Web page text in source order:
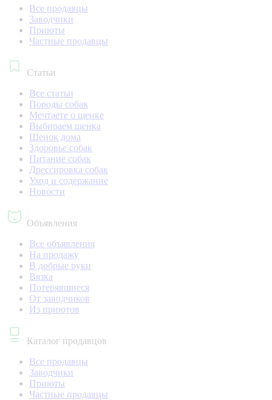
Все продавцы
Заводчики
Приюты
Частные продавцы
Статьи
Все статьи
Породы собак
Мечтаете о щенке
Выбираем щенка
Щенок дома
Здоровье собак
Питание собак
Дрессировка собак
Уход и содержание
Новости
Объявления
Все объявления
На продажу
В добрые руки
Вязка
Потерявшиеся
От заводчиков
Из приютов
Каталог продавцов
Все продавцы
Заводчики
Приюты
Частные продавцы